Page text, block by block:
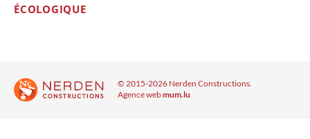
ÉCOLOGIQUE
© 2015-2026 Nerden Constructions.
Agence webmum.lu